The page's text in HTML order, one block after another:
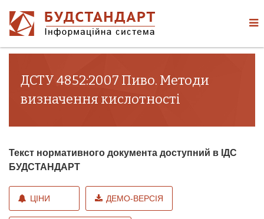
ДСТУ 4852:2007 Пиво. Методи
визначення кислотності
Текст нормативного документа доступний в ІДС
БУДСТАНДАРТ
ЦІНИ ДЕМО-ВЕРСІЯ